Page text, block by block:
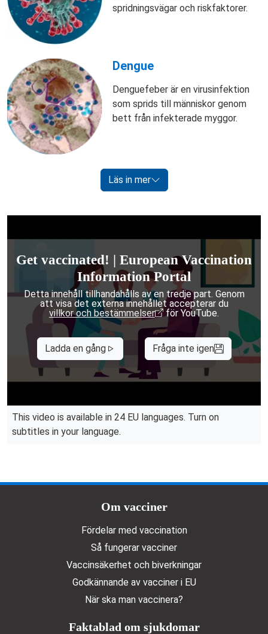
spridningsvägar och riskfaktorer.
Dengue
Denguefeber är en virusinfektion
som sprids till människor genom
bett från infekterade myggor.
Läs in mer
Get vaccinated! | European Vaccination
Information Portal
Detta innehåll tillhandahålls av en tredje part. Genom
att visa det externa innehållet accepterar du
villkor och bestämmelser
för YouTube.
Ladda en gång Fråga inte igen
This video is available in 24 EU languages. Turn on
subtitles in your language.
Doormat menuOm vacciner
Fördelar med vaccination
Så fungerar vacciner
Vaccinsäkerhet och biverkningar
Godkännande av vacciner i EU
När ska man vaccinera?
Faktablad om sjukdomar